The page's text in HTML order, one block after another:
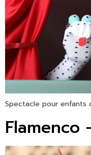
Spectacle pour enfants
Flamenco